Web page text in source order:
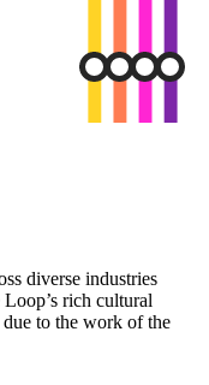
diverse industries
rich cultural
to the work of the